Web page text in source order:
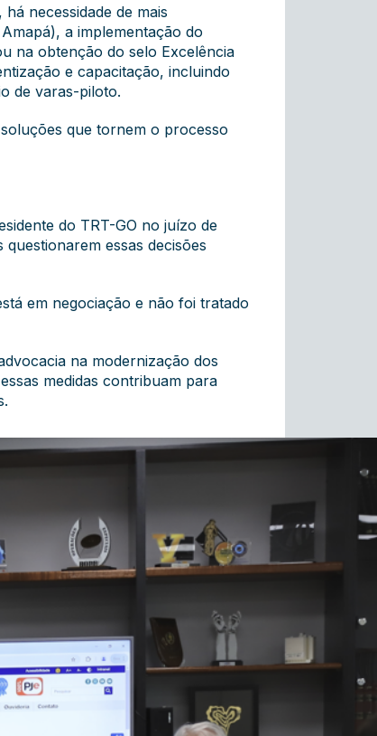
necessidade de mais
a implementação do
na obtenção do selo Excelência
e capacitação, incluindo
de varas-piloto.
que tornem o processo
do TRT-GO no juízo de
essas decisões
em negociação e não foi tratado
na modernização dos
medidas contribuam para